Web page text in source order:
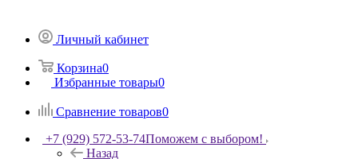
Личный кабинет
Корзина0
Избранные товары0
Сравнение товаров0
+7 (929) 572-53-74Поможем с выбором!
Назад